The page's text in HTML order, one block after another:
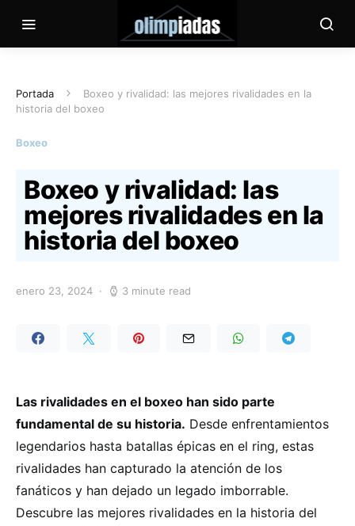
Portada
Boxeo y rivalidad: las mejores rivalidades en la
historia del boxeo
Boxeo
Boxeo y rivalidad: las
mejores rivalidades en la
historia del boxeo
enero 23, 2024 3 minute read
Las rivalidades en el boxeo han sido parte
fundamental de su historia. Desde enfrentamientos
legendarios hasta batallas épicas en el ring, estas
rivalidades han capturado la atención de los
fanáticos y han dejado un legado imborrable.
Descubre las mejores rivalidades en la historia del